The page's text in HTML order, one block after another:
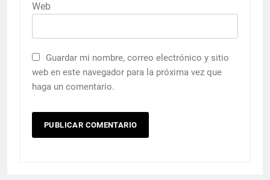
Web
Guardar mi nombre, correo electrónico y sitio
web en este navegador para la próxima vez que
haga un comentario.